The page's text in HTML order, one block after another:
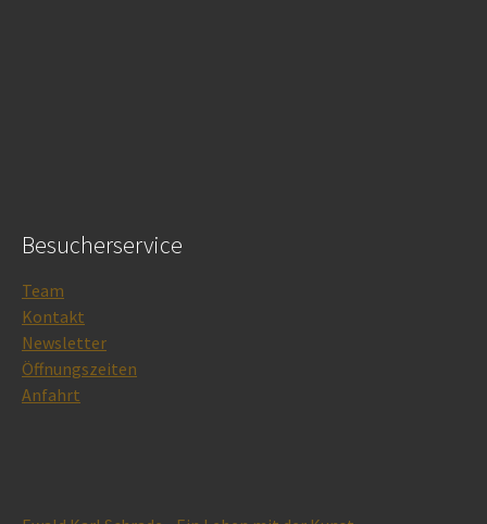
Besucherservice
Team
Kontakt
Newsletter
Öffnungszeiten
Anfahrt